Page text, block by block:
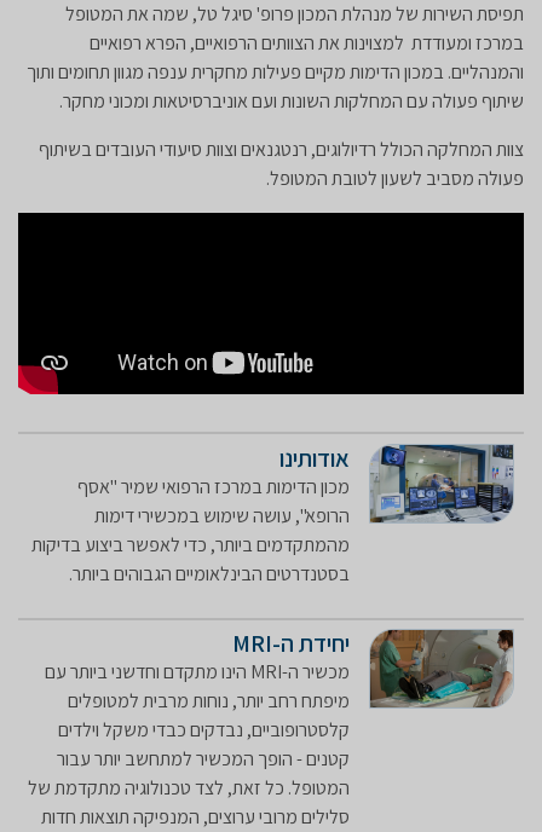
תפיסת השירות של מנהלת המכון פרופ' סיגל טל, שמה את המטופל
במרכז ומעודדת למצוינות את הצוותים הרפואיים, הפרא רפואיים
והמנהליים. במכון הדימות מקיים פעילות מחקרית ענפה מגוון תחומים ותוך
שיתוף פעולה עם המחלקות השונות ועם אוניברסיטאות ומכוני מחקר.
צוות המחלקה הכולל רדיולוגים, רנטגנאים וצוות סיעודי העובדים בשיתוף
פעולה מסביב לשעון לטובת המטופל.
אודותינו
מכון הדימות במרכז הרפואי שמיר "אסף
הרופא", עושה שימוש במכשירי דימות
מהמתקדמים ביותר, כדי לאפשר ביצוע בדיקות
בסטנדרטים הבינלאומיים הגבוהים ביותר.
יחידת ה-MRI
מכשיר ה-MRI הינו מתקדם וחדשני ביותר עם
מיפתח רחב יותר, נוחות מרבית למטופלים
קלסטרופוביים, נבדקים כבדי משקל וילדים
קטנים - הופך המכשיר למתחשב יותר עבור
המטופל. כל זאת, לצד טכנולוגיה מתקדמת של
סלילים מרובי ערוצים, המנפיקה תוצאות חדות